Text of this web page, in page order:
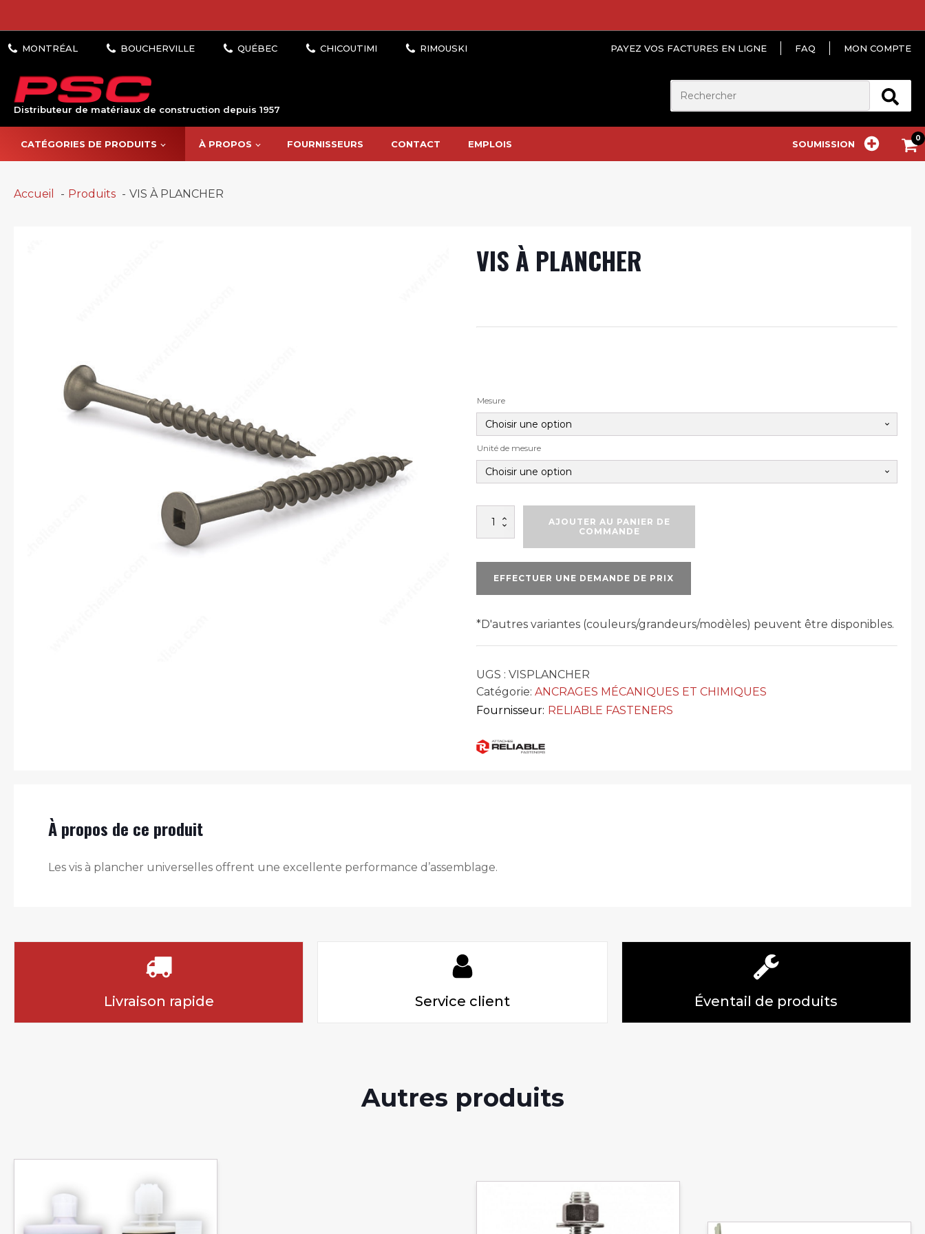
PAYEZ VOS FACTURES EN LIGNE FAQ MON COMPTE
Distributeur de matériaux de construction depuis 1957
CATÉGORIES DE PRODUITS À PROPOS FOURNISSEURS CONTACT EMPLOIS SOUMISSION
Accueil Produits VIS À PLANCHER
VIS À PLANCHER
Mesure
Unité de mesure
quantité
AJOUTER AU PANIER DE
COMMANDE
EFFECTUER UNE DEMANDE DE PRIX
*D'autres variantes (couleurs/grandeurs/modèles) peuvent être disponibles.
UGS : VISPLANCHER
Catégorie: ANCRAGES MÉCANIQUES ET CHIMIQUES
Fournisseur: RELIABLE FASTENERS
À propos de ce produit
Les vis à plancher universelles offrent une excellente performance d’assemblage.
Livraison rapide Service client Éventail de produits
Autres produits
plusieurs
Ce